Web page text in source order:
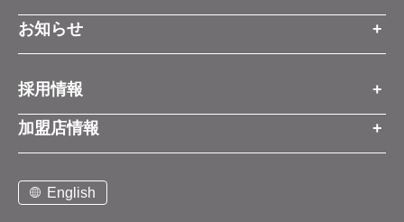
IR情報トップ
会社情報
お知らせ
経営方針
事業展開
お知らせ
プレスリリース
コーポレートブログ
お問い合わせ
採用情報
採用情報トップ
新卒営業職
中途営業職
加盟店情報
ご契約までの流れと費用
English